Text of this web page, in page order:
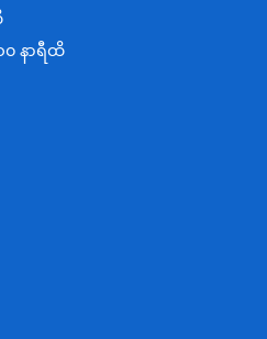
ဆောင်ရွက်ရေးဝန်ကြီးဌာန
ဝန်ကြီးဌာန
ဆည်မြောင်းဝန်ကြီးဌာန
ဝန်ကြီးဌာန
းသိမ်းရေးဝန်ကြီးဌာန
ပ်ရေးနှင့်ပြည်သူ့အင်အား
၀ နာရီထိ